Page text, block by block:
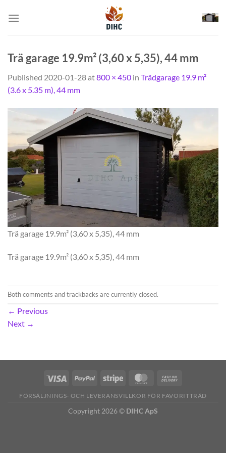
Trä garage 19.9m² (3,60 x 5,35), 44 mm
Published 2020-01-28at800 × 450 in Trädgarage 19.9 m²
(3.6 x 5.35 m), 44 mm
Trä garage 19.9m² (3,60 x 5,35), 44 mm
Trä garage 19.9m² (3,60 x 5,35), 44 mm
Both comments and trackbacks are currently closed.
← Previous
Next →
FÖRSÄLJNINGS- OCH LEVERANSVILLKOR FÖR FAVORITTRÄD
Copyright 2026 © DIHC ApS